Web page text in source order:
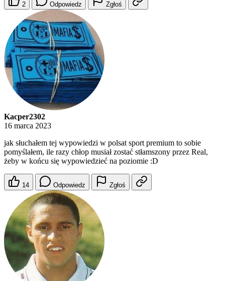
2 Odpowiedz Zgłoś
Kacper2302
16 marca 2023
jak słuchałem tej wypowiedzi w polsat sport premium to sobie
pomyślałem, ile razy chłop musiał zostać stłamszony przez Real,
żeby w końcu się wypowiedzieć na poziomie :D
14 Odpowiedz Zgłoś